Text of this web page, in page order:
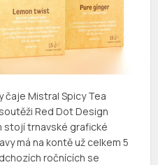
čaje Mistral Spicy Tea
Red Dot Design
stojí trnavské grafické
má na kontě už celkem 5
ročnících se